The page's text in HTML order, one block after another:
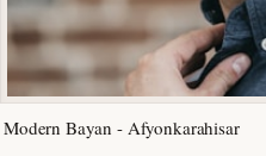
Modern Bayan - Afyonkarahisar